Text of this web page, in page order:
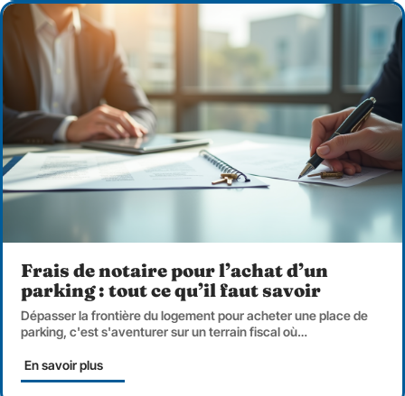
Frais de notaire pour l’achat d’un
parking : tout ce qu’il faut savoir
Dépasser la frontière du logement pour acheter une place de
parking, c'est s'aventurer sur un terrain fiscal où…
En savoir plus